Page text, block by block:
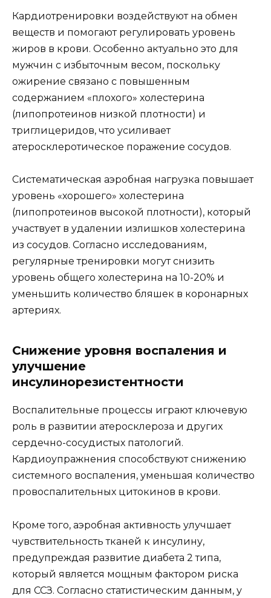
Кардиотренировки воздействуют на обмен
веществ и помогают регулировать уровень
жиров в крови. Особенно актуально это для
мужчин с избыточным весом, поскольку
ожирение связано с повышенным
содержанием «плохого» холестерина
(липопротеинов низкой плотности) и
триглицеридов, что усиливает
атеросклеротическое поражение сосудов.
Систематическая аэробная нагрузка повышает
уровень «хорошего» холестерина
(липопротеинов высокой плотности), который
участвует в удалении излишков холестерина
из сосудов. Согласно исследованиям,
регулярные тренировки могут снизить
уровень общего холестерина на 10-20% и
уменьшить количество бляшек в коронарных
артериях.
Снижение уровня воспаления и
улучшение
инсулинорезистентности
Воспалительные процессы играют ключевую
роль в развитии атеросклероза и других
сердечно-сосудистых патологий.
Кардиоупражнения способствуют снижению
системного воспаления, уменьшая количество
провоспалительных цитокинов в крови.
Кроме того, аэробная активность улучшает
чувствительность тканей к инсулину,
предупреждая развитие диабета 2 типа,
который является мощным фактором риска
для ССЗ. Согласно статистическим данным, у